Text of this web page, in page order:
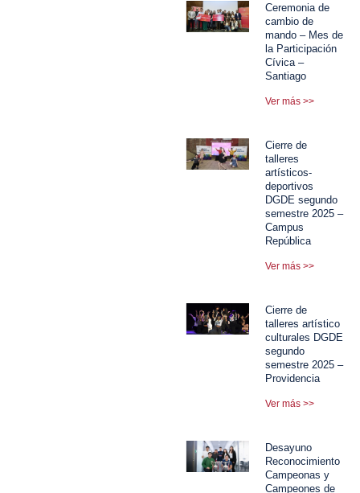
Ceremonia de
cambio de
mando – Mes de
la Participación
Cívica –
Santiago
Ver más >>
Cierre de
talleres
artísticos-
deportivos
DGDE segundo
semestre 2025 –
Campus
República
Ver más >>
Cierre de
talleres artístico
culturales DGDE
segundo
semestre 2025 –
Providencia
Ver más >>
Desayuno
Reconocimiento
Campeonas y
Campeones de